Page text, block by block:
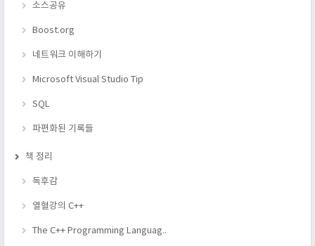
소스공유
Boost.org
네트워크 이해하기
Microsoft Visual Studio Tip
SQL
파편화된 기록들
책 정리
독후감
열혈강의 C++
The C++ Programming Languag..